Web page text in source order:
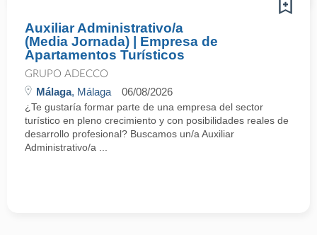
Auxiliar Administrativo/a
(Media Jornada) | Empresa de
Apartamentos Turísticos
GRUPO ADECCO
Málaga, Málaga 06/08/2026
¿Te gustaría formar parte de una empresa del sector
turístico en pleno crecimiento y con posibilidades reales de
desarrollo profesional? Buscamos un/a Auxiliar
Administrativo/a ...